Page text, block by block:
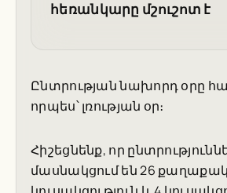
հեռանկարը մշուշոտ է
Ընտրության նախորդ օրը
որպես՝ լռության օր։
Հիշեցնենք, որ
մասնակցում են 26